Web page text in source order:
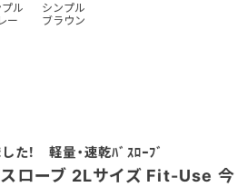
ル
ー
シンプル
ブラウン
た！ 軽量・速乾ﾊﾞｽﾛｰﾌﾞ
スローブ 2Lサイズ Fit-Use 今